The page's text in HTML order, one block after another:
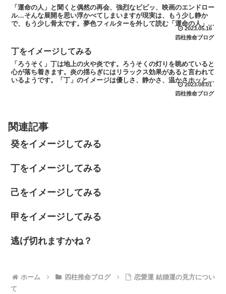
「運命の人」と聞くと偶然の再会、強烈なビビッ、映画のエンドロー
ル…そんな展開を思い浮かべてしまいますが現実は、もう少し静か
で、もう少し骨太です。夢色フィルターを外して読む「運命の人」恋
愛でも結婚でも、長く良い関係を築けている人は占いの結果や...
2023.05.16
四柱推命ブログ
丁をイメージしてみる
「ろうそく」丁は地上の火や炎です。ろうそくの灯りを眺めていると
心が落ち着きます。炎の揺らぎにはリラックス効果があると言われて
いるようです。「丁」のイメージは優しさ、静かさ、温かさホッとで
きる心地好さを感じます。「強まる炎」「守られる炎」●薪...2023.08.01
四柱推命ブログ
関連記事
癸をイメージしてみる
丁をイメージしてみる
己をイメージしてみる
甲をイメージしてみる
逃げ切れますかね？
ホーム 四柱推命ブログ
恋愛運 結婚運の見方につい
て